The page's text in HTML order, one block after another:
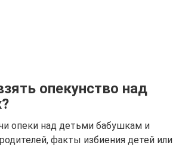
опекунство над
опеки над детьми бабушкам и
факты избиения детей или